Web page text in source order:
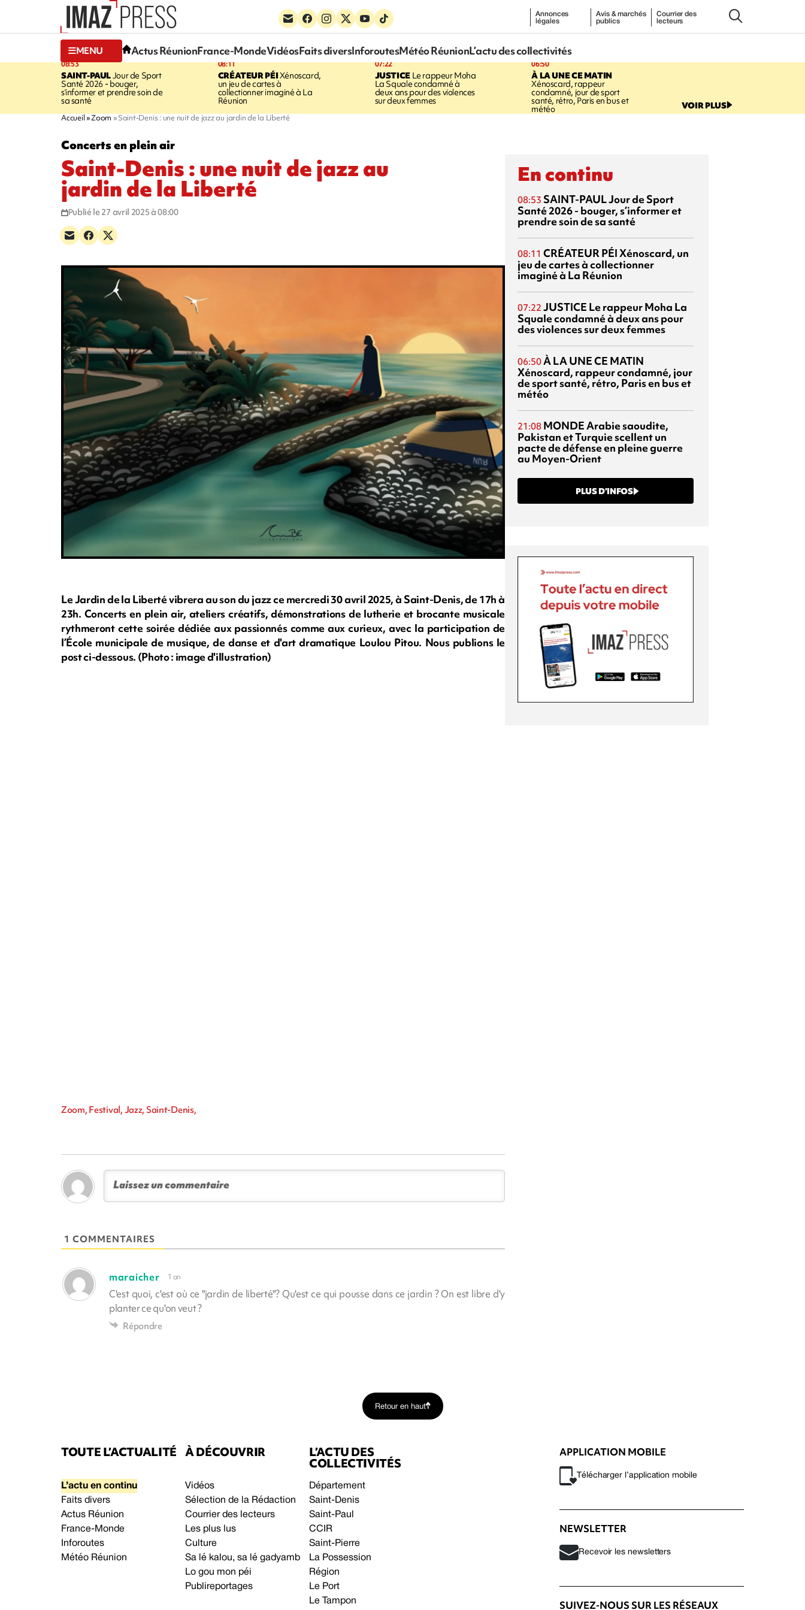
Annonces
légales
Avis & marchés
publics
Courrier des
lecteurs
MENU Actus RéunionFrance-MondeVidéosFaits diversInforoutesMétéo RéunionL’actu des collectivités
08:53
SAINT-PAULJour de Sport
Santé 2026 - bouger,
s’informer et prendre soin de
sa santé
08:11
CRÉATEUR PÉIXénoscard,
un jeu de cartes à
collectionner imaginé à La
Réunion
07:22
JUSTICELe rappeur Moha
La Squale condamné à
deux ans pour des violences
sur deux femmes
06:50
À LA UNE CE MATIN
Xénoscard, rappeur
condamné, jour de sport
santé, rétro, Paris en bus et
météo VOIR PLUS
Accueil Zoom Saint-Denis : une nuit de jazz au jardin de la Liberté
Concerts en plein air
Saint-Denis : une nuit de jazz au
jardin de la Liberté
Publié le 27 avril 2025 à 08:00
Le Jardin de la Liberté vibrera au son du jazz ce mercredi 30 avril 2025, à Saint-Denis, de 17h à
23h. Concerts en plein air, ateliers créatifs, démonstrations de lutherie et brocante musicale
rythmeront cette soirée dédiée aux passionnés comme aux curieux, avec la participation de
l’École municipale de musique, de danse et d'art dramatique Loulou Pitou. Nous publions le
post ci-dessous. (Photo : image d'illustration)
Zoom, Festival, Jazz, Saint-Denis,
1 COMMENTAIRES
maraicher 1 an
C'est quoi, c'est où ce "jardin de liberté"? Qu'est ce qui pousse dans ce jardin ? On est libre d'y
planter ce qu'on veut ?
Répondre
En continu
08:53 SAINT-PAULJour de Sport
Santé 2026 - bouger, s’informer et
prendre soin de sa santé
08:11 CRÉATEUR PÉIXénoscard, un
jeu de cartes à collectionner
imaginé à La Réunion
07:22 JUSTICE Le rappeur Moha La
Squale condamné à deux ans pour
des violences sur deux femmes
06:50À LA UNE CE MATIN
Xénoscard, rappeur condamné, jour
de sport santé, rétro, Paris en bus et
météo
21:08 MONDEArabie saoudite,
Pakistan et Turquie scellent un
pacte de défense en pleine guerre
au Moyen-Orient
PLUS D’INFOS
Retour en haut
TOUTE L’ACTUALITÉ
L’actu en continu
Faits divers
Actus Réunion
France-Monde
Inforoutes
Météo Réunion
À DÉCOUVRIR
Vidéos
Sélection de la Rédaction
Courrier des lecteurs
Les plus lus
Culture
Sa lé kalou, sa lé gadyamb
Lo gou mon péi
Publireportages
L’ACTU DES
COLLECTIVITÉS
Département
Saint-Denis
Saint-Paul
CCIR
Saint-Pierre
La Possession
Région
Le Port
Le Tampon
APPLICATION MOBILE
Télécharger l’application mobile
NEWSLETTER
Recevoir les newsletters
SUIVEZ-NOUS SUR LES RÉSEAUX